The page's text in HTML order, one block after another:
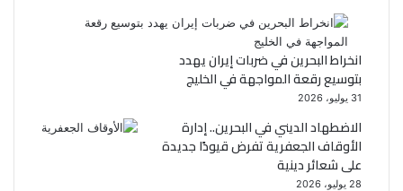
انخراط البحرين في ضربات إيران يهدد
بتوسيع رقعة المواجهة في الخليج
31 يوليو، 2026
الاضطهاد الديني في البحرين.. إدارة
الأوقاف الجعفرية تفرض قيودًا جديدة
على شعائر دينية
28 يوليو، 2026